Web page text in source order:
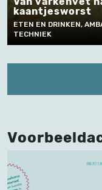
VERTELLEN EN
TECHNIEK